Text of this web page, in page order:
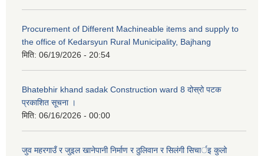
Procurement of Different Machineable items and supply to
the office of Kedarsyun Rural Municipality, Bajhang
मिति: 06/19/2026 - 20:54
Bhatebhir khand sadak Construction ward 8 दोस्रो पटक
प्रकाशित सूचना ।
मिति: 06/16/2026 - 00:00
जुव महरगाउँ र जुइल खानेपानी निर्माण र ठुलिवान र सिलंगी सिचार्इ कुलो